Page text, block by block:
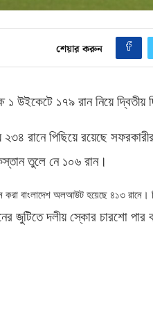
শেয়ার করুন
১ উইকেটে ১৭৯ রান নিয়ে
২৩৪ রানে পিছিয়ে রয়েছে
তুলে নে ১০৬ রান।
বাংলাদেশ অলআউট হয়েছে ৪১৩ রানে।
জুটিতে দলীয় স্কোর চারশো